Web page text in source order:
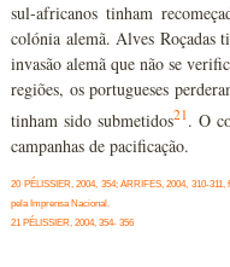
sul-africanos tinham
colónia alemã. Alves Roçadas
invasão alemã que não se
regiões, os portugueses
tinham sido submetidos21. O
campanhas de pacificação.
20 PÉLISSIER, 2004, 354;ARRIFES, 2004, 310-311,
pela Imprensa Nacional.
21 PÉLISSIER, 2004, 354- 356